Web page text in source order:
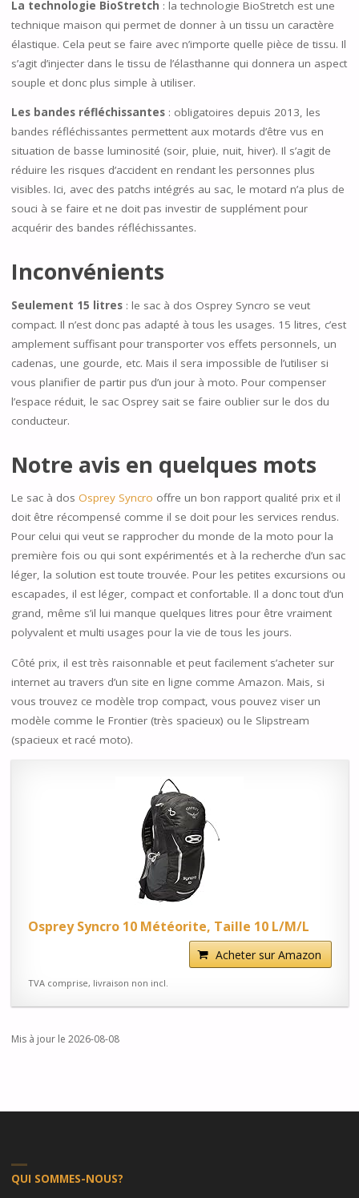
La technologie BioStretch : la technologie BioStretch est une
technique maison qui permet de donner à un tissu un caractère
élastique. Cela peut se faire avec n’importe quelle pièce de tissu. Il
s’agit d’injecter dans le tissu de l’élasthanne qui donnera un aspect
souple et donc plus simple à utiliser.
Les bandes réfléchissantes: obligatoires depuis 2013, les
bandes réfléchissantes permettent aux motards d’être vus en
situation de basse luminosité (soir, pluie, nuit, hiver). Il s’agit de
réduire les risques d’accident en rendant les personnes plus
visibles. Ici, avec des patchs intégrés au sac, le motard n’a plus de
souci à se faire et ne doit pas investir de supplément pour
acquérir des bandes réfléchissantes.
Inconvénients
Seulement 15 litres: le sac à dos Osprey Syncro se veut
compact. Il n’est donc pas adapté à tous les usages. 15 litres, c’est
amplement suffisant pour transporter vos effets personnels, un
cadenas, une gourde, etc. Mais il sera impossible de l’utiliser si
vous planifier de partir pus d’un jour à moto. Pour compenser
l’espace réduit, le sac Osprey sait se faire oublier sur le dos du
conducteur.
Notre avis en quelques mots
Le sac à dos Osprey Syncro offre un bon rapport qualité prix et il
doit être récompensé comme il se doit pour les services rendus.
Pour celui qui veut se rapprocher du monde de la moto pour la
première fois ou qui sont expérimentés et à la recherche d’un sac
léger, la solution est toute trouvée. Pour les petites excursions ou
escapades, il est léger, compact et confortable. Il a donc tout d’un
grand, même s’il lui manque quelques litres pour être vraiment
polyvalent et multi usages pour la vie de tous les jours.
Côté prix, il est très raisonnable et peut facilement s’acheter sur
internet au travers d’un site en ligne comme Amazon. Mais, si
vous trouvez ce modèle trop compact, vous pouvez viser un
modèle comme le Frontier (très spacieux) ou le Slipstream
(spacieux et racé moto).
Osprey Syncro 10 Météorite, Taille 10 L/M/L
Acheter sur Amazon
TVA comprise, livraison non incl.
Mis à jour le 2026-08-08
QUI SOMMES-NOUS?